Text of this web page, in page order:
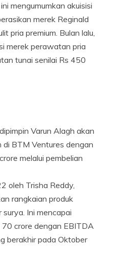
mengumumkan akuisisi
merek Reginald
pria premium. Bulan lalu,
merek perawatan pria
tunai senilai Rs 450
Varun Alagh akan
di BTM Ventures dengan
melalui pembelian
oleh Trisha Reddy,
rangkaian produk
Ini mencapai
crore dengan EBITDA
berakhir pada Oktober